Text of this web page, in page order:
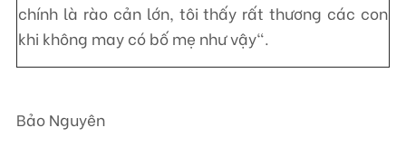
chính là rào cản lớn, tôi thấy rất thương các con
khi không may có bố mẹ như vậy".
Bảo Nguyên